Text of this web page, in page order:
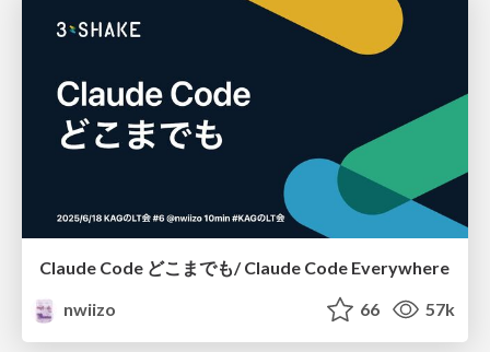
Claude Code どこまでも/ Claude Code Everywhere
nwiizo
66 57k